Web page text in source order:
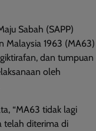
Sabah (SAPP)
Malaysia 1963 (MA63)
dan tumpuan
oleh
“MA63 tidak lagi
telah diterima di